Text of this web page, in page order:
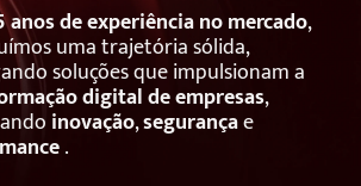
anos de experiência no mercado,
uma trajetória sólida,
soluções que impulsionam a
digital de empresas,
inovação,segurançae
.